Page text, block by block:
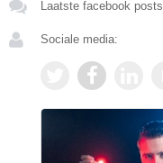
Laatste facebook posts
Sociale media: